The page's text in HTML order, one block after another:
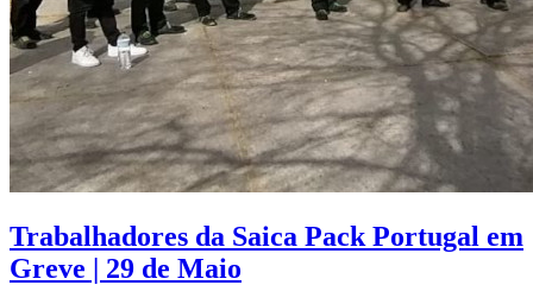
Trabalhadores da Saica Pack Portugal em
Greve | 29 de Maio